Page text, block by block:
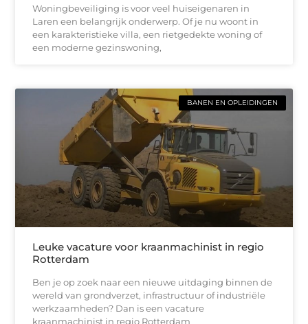
Woningbeveiliging is voor veel huiseigenaren in
Laren een belangrijk onderwerp. Of je nu woont in
een karakteristieke villa, een rietgedekte woning of
een moderne gezinswoning,
BANEN EN OPLEIDINGEN
Leuke vacature voor kraanmachinist in regio
Rotterdam
Ben je op zoek naar een nieuwe uitdaging binnen de
wereld van grondverzet, infrastructuur of industriële
werkzaamheden? Dan is een vacature
kraanmachinist in regio Rotterdam